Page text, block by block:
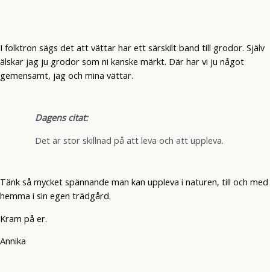
I folktron sägs det att vättar har ett särskilt band till grodor. Själv
älskar jag ju grodor som ni kanske märkt. Där har vi ju något
gemensamt, jag och mina vättar.
Dagens citat:
Det är stor skillnad på att leva och att uppleva.
Tänk så mycket spännande man kan uppleva i naturen, till och med
hemma i sin egen trädgård.
Kram på er.
Annika